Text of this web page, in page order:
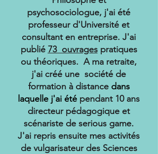
psychosociologue, j'ai été
professeur d'Université et
consultant en entreprise. J'ai
publié 73 ouvragespratiques
ou théoriques. A ma retraite,
j'ai créé une société de
formation à distance dans
laquelle j'ai été pendant 10 ans
directeur pédagogique et
scénariste de serious game.
J'ai repris ensuite mes activités
de vulgarisateur des Sciences